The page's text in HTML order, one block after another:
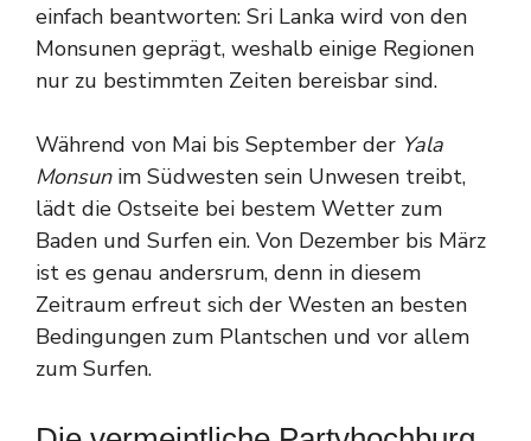
einfach beantworten: Sri Lanka wird von den
Monsunen geprägt, weshalb einige Regionen
nur zu bestimmten Zeiten bereisbar sind.
Während von Mai bis September der Yala
Monsunim Südwesten sein Unwesen treibt,
lädt die Ostseite bei bestem Wetter zum
Baden und Surfen ein. Von Dezember bis März
ist es genau andersrum, denn in diesem
Zeitraum erfreut sich der Westen an besten
Bedingungen zum Plantschen und vor allem
zum Surfen.